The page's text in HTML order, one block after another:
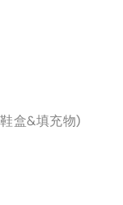
盒&填充物)